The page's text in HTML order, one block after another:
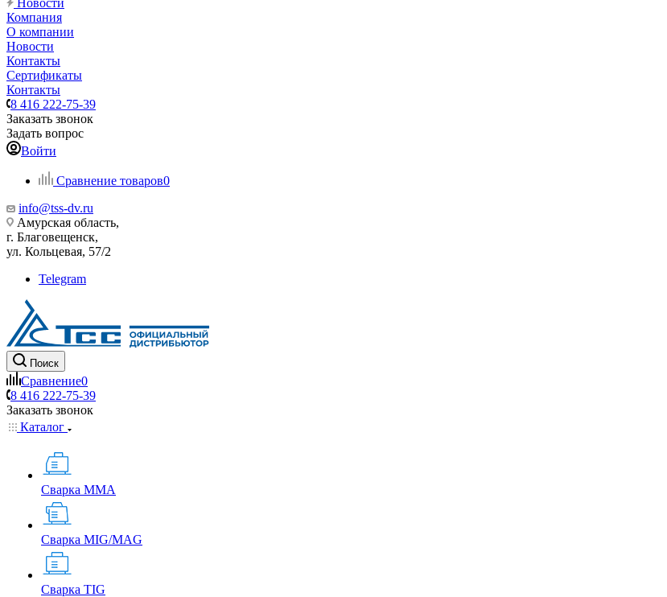
Новости
Компания
О компании
Новости
Контакты
Сертификаты
Контакты
8 416 222-75-39
Заказать звонок
Задать вопрос
Войти
Сравнение товаров0
info@tss-dv.ru
Амурская область,
г. Благовещенск,
ул. Кольцевая, 57/2
Telegram
Поиск
Сравнение0
8 416 222-75-39
Заказать звонок
Каталог
Сварка MMA
Сварка MIG/MAG
Сварка TIG